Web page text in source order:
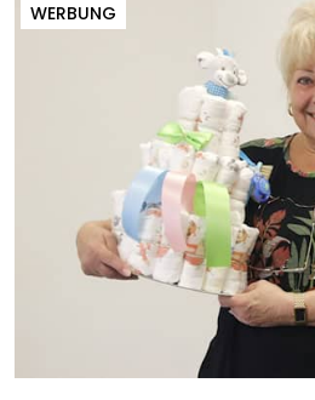
WERBUNG